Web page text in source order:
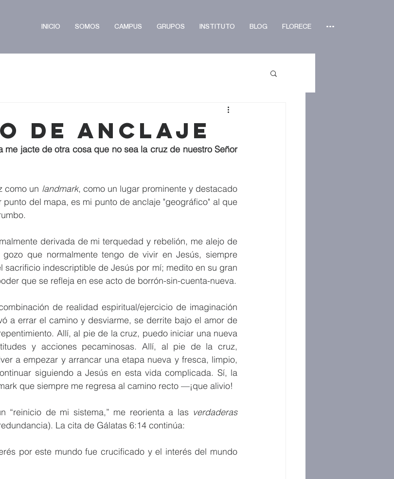
INICIO SOMOS CAMPUS GRUPOS INSTITUTO BLOG FLORECE •••
de Anclaje
me jacte de otra cosa que no sea la cruz de nuestro Señor
como un landmark, como un lugar prominente y destacado
del mapa, es mi punto de anclaje "geográfico" al que
derivada de mi terquedad y rebelión, me alejo de
que normalmente tengo de vivir en Jesús, siempre
sacrificio indescriptible de Jesús por mí; medito en su gran
que se refleja en ese acto de borrón-sin-cuenta-nueva.
de realidad espiritual/ejercicio de imaginación
a errar el camino y desviarme, se derrite bajo el amor de
Allí, al pie de la cruz, puedo iniciar una nueva
y acciones pecaminosas. Allí, al pie de la cruz,
a empezar y arrancar una etapa nueva y fresca, limpio,
siguiendo a Jesús en esta vida complicada. Sí, la
que siempre me regresa al camino recto —¡que alivio!
“reinicio de mi sistema,” me reorienta a las verdaderas
La cita de Gálatas 6:14 continúa:
por este mundo fue crucificado y el interés del mundo